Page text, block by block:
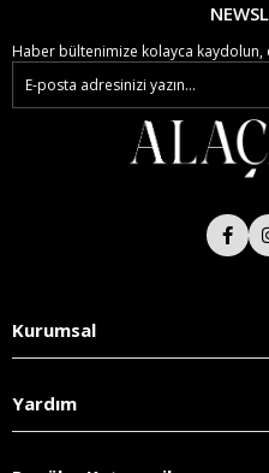
Haber bültenimize kolayca
Kurumsal
Yardım